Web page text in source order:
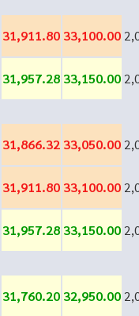
31,911.80 33,100.00
31,957.28 33,150.00
31,866.32 33,050.00
31,911.80 33,100.00
31,957.28 33,150.00
31,760.20 32,950.00